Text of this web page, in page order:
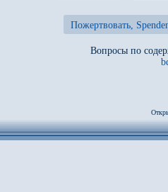
Пожертвовать,
Вопросы по